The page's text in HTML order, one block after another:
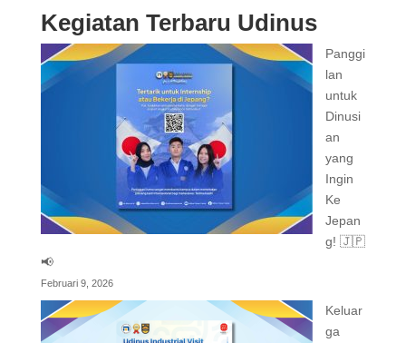
Kegiatan Terbaru Udinus
Panggi
lan
untuk
Dinusi
an
yang
Ingin
Ke
Jepan
g! 🇯🇵
📢
Februari 9, 2026
Keluar
ga